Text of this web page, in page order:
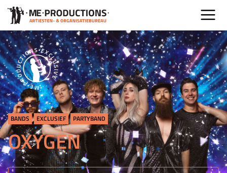
BANDS EXCLUSIEF PARTYBAND
OXYGEN